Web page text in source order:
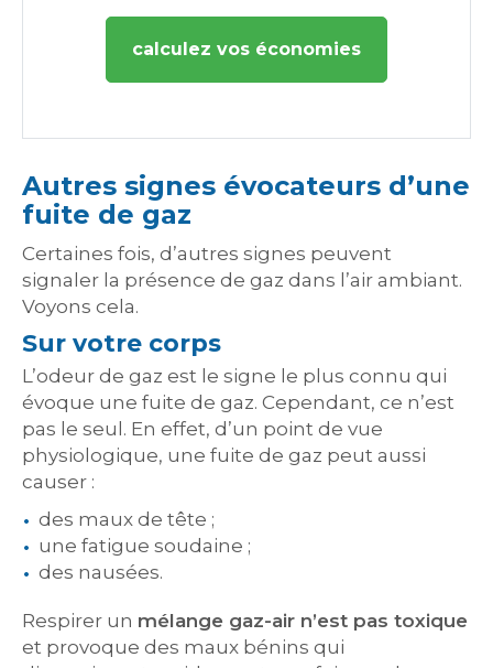
calculez vos économies
Autres signes évocateurs d’une
fuite de gaz
Certaines fois, d’autres signes peuvent
signaler la présence de gaz dans l’air ambiant.
Voyons cela.
Sur votre corps
L’odeur de gaz est le signe le plus connu qui
évoque une fuite de gaz. Cependant, ce n’est
pas le seul. En effet, d’un point de vue
physiologique, une fuite de gaz peut aussi
causer :
des maux de tête ;
une fatigue soudaine ;
des nausées.
Respirer un mélange gaz-air n’est pas toxique
et provoque des maux bénins qui